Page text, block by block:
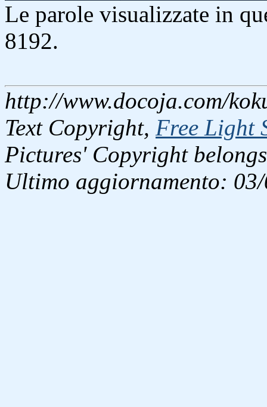
Le parole visualizzate in
8192.
http://www.docoja.com/
Text Copyright, Free Light
Pictures' Copyright
Ultimo aggiornamento: